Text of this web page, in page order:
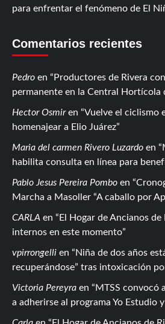
para enfrentar el fenómeno de El
Comentarios recientes
Pedro en
Productores de Rivera
permanente en la Central Hortícola
Hector Osmiren
Vuelve el ciclismo
homenajear a Elio Juárez
Maria del carmen Rivero Luzardo en
habilita consulta en línea para
Pablo Jesus Pereira Pombo en
Marcha a Masoller “A caballo por
CARLA en
El Hogar de Ancianos de
internos en este momento
vpirrongelli en
Niña de dos años
recuperándose” tras intoxicación
Victoria Pereyra en
MTSS convocó
a adherirse al programa Yo Estudio